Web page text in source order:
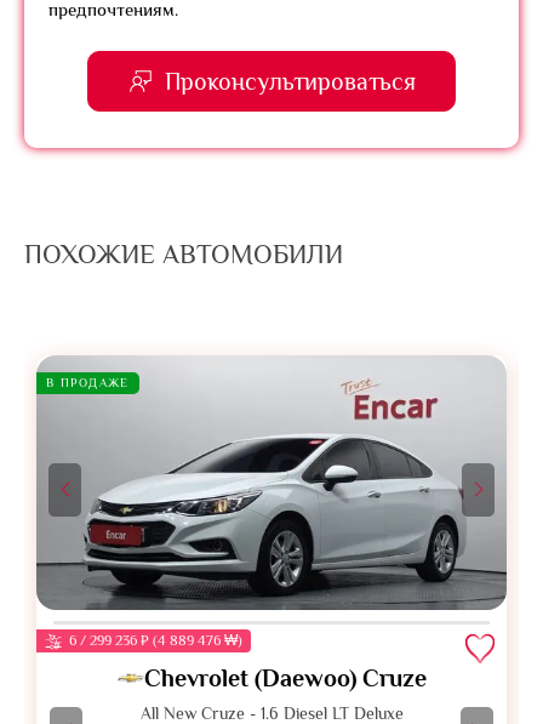
предпочтениям.
Проконсультироваться
ПОХОЖИЕ АВТОМОБИЛИ
В ПРОДАЖЕ
6 / 299 236 ₽ (4 889 476 ₩)
Chevrolet (Daewoo) Cruze
All New Cruze - 1.6 Diesel LT Deluxe